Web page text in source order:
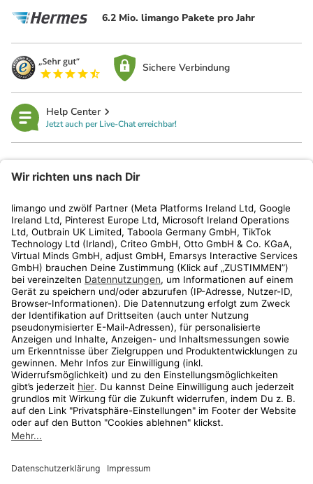
6.2 Mio. limango Pakete pro Jahr
Sichere Verbindung
Help Center
Jetzt auch per Live-Chat erreichbar!
Kundenservice
Shop
Aktionen
Travel